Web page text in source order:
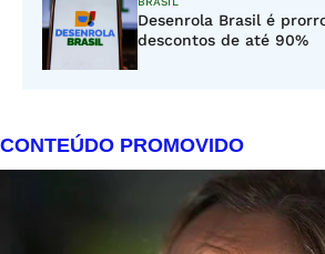
Desenrola Brasil é
descontos de até 90%